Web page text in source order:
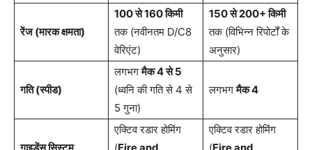
रेंज (मारक क्षमता)
100 से 160 किमी
तक (नवीनतम D/C8
वेरिएंट)
150 से 200+ किमी
तक (विभिन्न रिपोर्टों के
अनुसार)
गति (स्पीड)
लगभगमैक 4 से 5
(ध्वनि की गति से 4 से
5 गुना)
लगभगमैक 4
एक्टिव रडार होमिंग
एक्टिव रडार होमिंग